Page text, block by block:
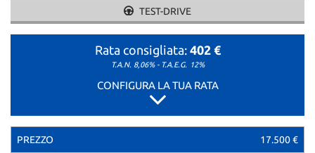
TEST-DRIVE
Rata consigliata: 402 €
T.A.N. 8,06% - T.A.E.G. 12%
CONFIGURA LA TUA RATA
PREZZO 17.500 €